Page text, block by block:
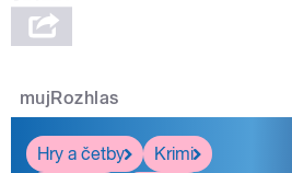
mujRozhlas
Hry a četby
Krimi